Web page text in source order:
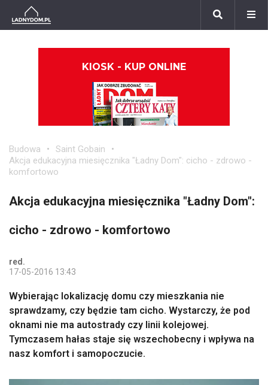
KIOSK - KUP ONLINE
Budowa
Saint Gobain
Akcja edukacyjna miesięcznika "Ładny Dom": cicho - zdrowo -
komfortowo
Akcja edukacyjna miesięcznika "Ładny Dom":
cicho - zdrowo - komfortowo
red.
17-05-2016 13:43
Wybierając lokalizację domu czy mieszkania nie
sprawdzamy, czy będzie tam cicho. Wystarczy, że pod
oknami nie ma autostrady czy linii kolejowej.
Tymczasem hałas staje się wszechobecny i wpływa na
nasz komfort i samopoczucie.